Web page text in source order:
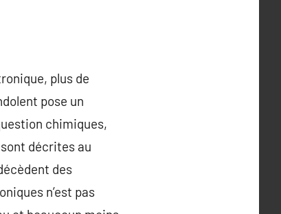
plus de
pose un
chimiques,
décrites au
des
n’est pas